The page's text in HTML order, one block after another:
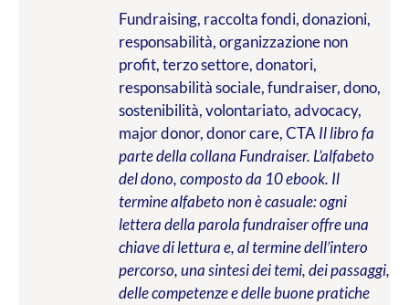
Fundraising, raccolta fondi, donazioni,
responsabilità, organizzazione non
profit, terzo settore, donatori,
responsabilità sociale, fundraiser, dono,
sostenibilità, volontariato, advocacy,
major donor, donor care, CTA Il libro fa
parte della collana Fundraiser. L’alfabeto
del dono, composto da 10 ebook. Il
termine alfabeto non è casuale: ogni
lettera della parola fundraiser offre una
chiave di lettura e, al termine dell’intero
percorso, una sintesi dei temi, dei passaggi,
delle competenze e delle buone pratiche